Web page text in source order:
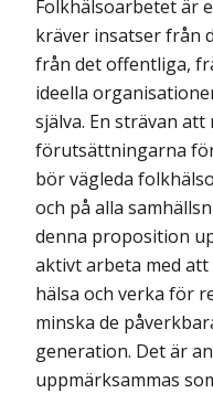
Folkhälsoarbetet är
kräver insatser från
från det offentliga,
ideella
själva. En strävan
förutsättningarna
bör vägleda
och på alla
denna proposition
aktivt arbeta med
hälsa och verka för
minska de
generation. Det är
uppmärksammas